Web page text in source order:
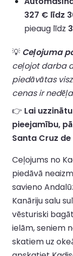
327 € līdz
pieaug līdz
💡 Ceļojuma
ceļojot darba
piedāvātas
cenas ir
👉 Lai
pieejamību,
Santa Cruz de
Ceļojums no
piedāvā
savieno
Kanāriju salu
vēsturiski
ielām, seniem
skatiem uz